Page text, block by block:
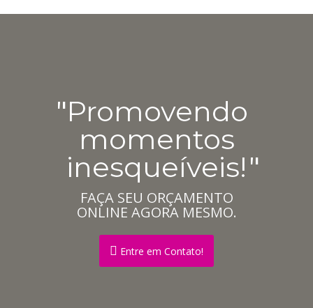
Promovendo
momentos
inesqueíveis!
FAÇA SEU ORÇAMENTO
ONLINE AGORA MESMO.
Entre em Contato!